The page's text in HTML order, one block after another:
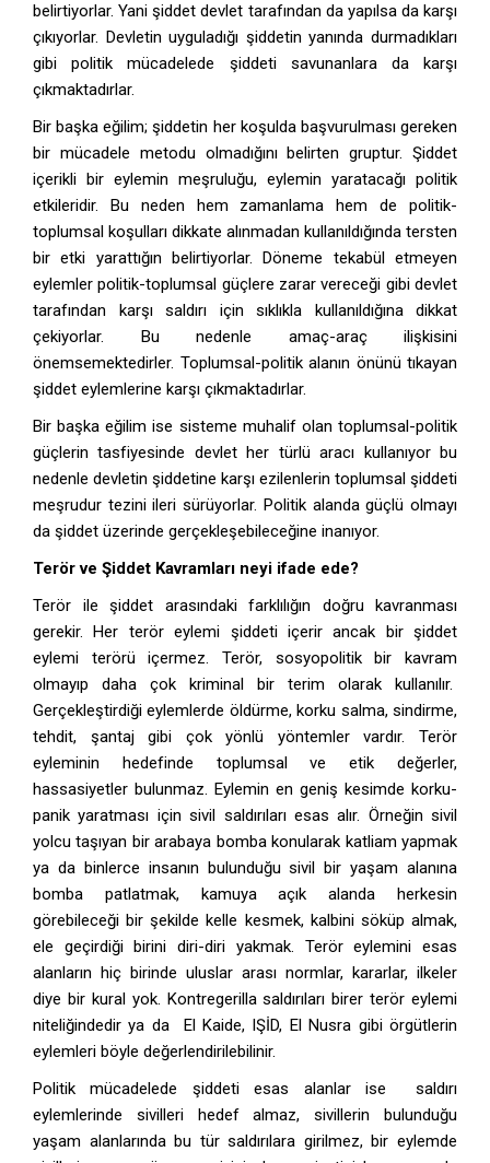
belirtiyorlar. Yani şiddet devlet tarafından da yapılsa da karşı
çıkıyorlar. Devletin uyguladığı şiddetin yanında durmadıkları
gibi politik mücadelede şiddeti savunanlara da karşı
çıkmaktadırlar.
Bir başka eğilim; şiddetin her koşulda başvurulması gereken
bir mücadele metodu olmadığını belirten gruptur. Şiddet
içerikli bir eylemin meşruluğu, eylemin yaratacağı politik
etkileridir. Bu neden hem zamanlama hem de politik-
toplumsal koşulları dikkate alınmadan kullanıldığında tersten
bir etki yarattığın belirtiyorlar. Döneme tekabül etmeyen
eylemler politik-toplumsal güçlere zarar vereceği gibi devlet
tarafından karşı saldırı için sıklıkla kullanıldığına dikkat
çekiyorlar. Bu nedenle amaç-araç ilişkisini
önemsemektedirler. Toplumsal-politik alanın önünü tıkayan
şiddet eylemlerine karşı çıkmaktadırlar.
Bir başka eğilim ise sisteme muhalif olan toplumsal-politik
güçlerin tasfiyesinde devlet her türlü aracı kullanıyor bu
nedenle devletin şiddetine karşı ezilenlerin toplumsal şiddeti
meşrudur tezini ileri sürüyorlar. Politik alanda güçlü olmayı
da şiddet üzerinde gerçekleşebileceğine inanıyor.
Terör ve Şiddet Kavramları neyi ifade ede?
Terör ile şiddet arasındaki farklılığın doğru kavranması
gerekir. Her terör eylemi şiddeti içerir ancak bir şiddet
eylemi terörü içermez. Terör, sosyopolitik bir kavram
olmayıp daha çok kriminal bir terim olarak kullanılır.
Gerçekleştirdiği eylemlerde öldürme, korku salma, sindirme,
tehdit, şantaj gibi çok yönlü yöntemler vardır. Terör
eyleminin hedefinde toplumsal ve etik değerler,
hassasiyetler bulunmaz. Eylemin en geniş kesimde korku-
panik yaratması için sivil saldırıları esas alır. Örneğin sivil
yolcu taşıyan bir arabaya bomba konularak katliam yapmak
ya da binlerce insanın bulunduğu sivil bir yaşam alanına
bomba patlatmak, kamuya açık alanda herkesin
görebileceği bir şekilde kelle kesmek, kalbini söküp almak,
ele geçirdiği birini diri-diri yakmak. Terör eylemini esas
alanların hiç birinde uluslar arası normlar, kararlar, ilkeler
diye bir kural yok. Kontregerilla saldırıları birer terör eylemi
niteliğindedir ya da El Kaide, IŞİD, El Nusra gibi örgütlerin
eylemleri böyle değerlendirilebilinir.
Politik mücadelede şiddeti esas alanlar ise saldırı
eylemlerinde sivilleri hedef almaz, sivillerin bulunduğu
yaşam alanlarında bu tür saldırılara girilmez, bir eylemde